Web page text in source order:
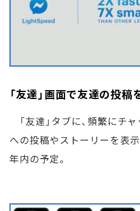
「友達」画面で友達の投稿
「友達」タブに、頻繁にチ
への投稿やストーリーを表
年内の予定。